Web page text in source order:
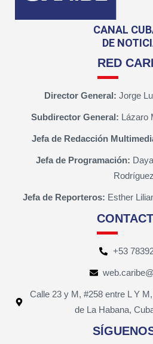
CANAL
DE
RED
Director General: Jorge
Subdirector General: Lázaro
Jefa de Redacción
Jefa de Programación:
Rodríguez
Jefa de Reporteros: Esther
+53
Calle 23 y M, #258 entre L Y
de La Habana,